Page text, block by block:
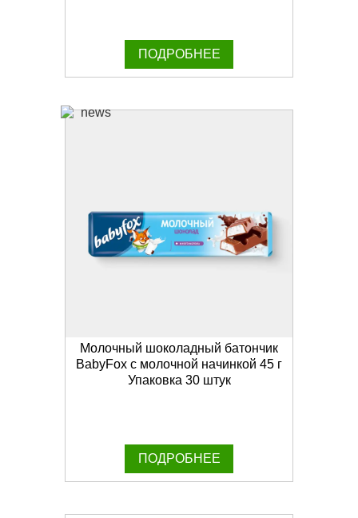
ПОДРОБНЕЕ
Молочный шоколадный батончик
BabyFox с молочной начинкой 45 г
Упаковка 30 штук
ПОДРОБНЕЕ